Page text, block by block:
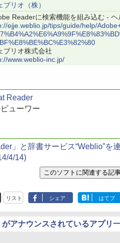
ブリオ（株）
Readerに検索機能を組み込む -
ejje.weblio.jp/tips/guide/help/
ブリオ株式会社
www.weblio-inc.jp/
Reader
ューワー
」と辞書サービス“Weblio”を
4/14)
リスト シェア はてブ
アナウンスされているアプリ